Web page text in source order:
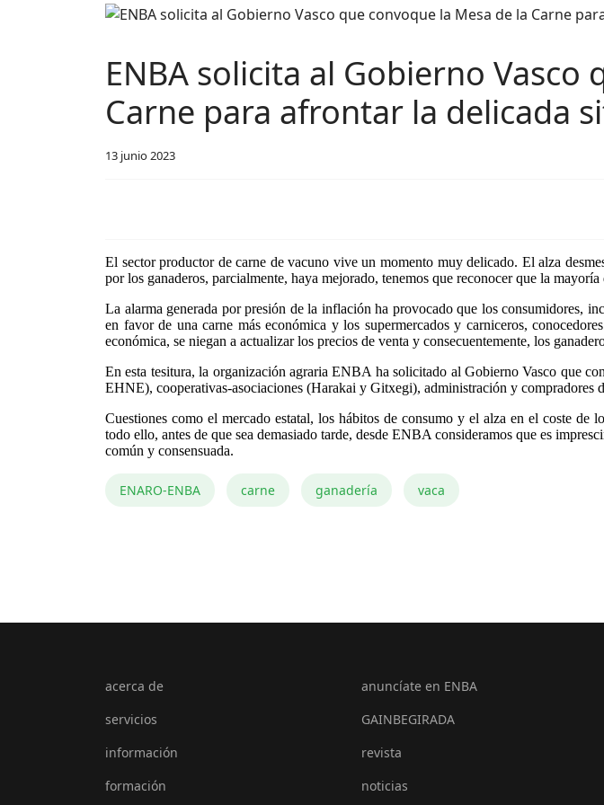
ENBA solicita al Gobierno Vasco
Carne para afrontar la delicada
13 junio 2023
El sector productor de carne de vacuno vive un momento muy delicado. El alza
por los ganaderos, parcialmente, haya mejorado, tenemos que reconocer que la
La alarma generada por presión de la inflación ha provocado que los consumidores,
en favor de una carne más económica y los supermercados y carniceros,
económica, se niegan a actualizar los precios de venta y consecuentemente, los
En esta tesitura, la organización agraria ENBA ha solicitado al Gobierno Vasco que
EHNE), cooperativas-asociaciones (Harakai y Gitxegi), administración y compradores
Cuestiones como el mercado estatal, los hábitos de consumo y el alza en el coste
todo ello, antes de que sea demasiado tarde, desde ENBA consideramos que es
común y consensuada.
ENARO-ENBA carne ganadería vaca
acerca de
servicios
información
formación
anuncíate en ENBA
GAINBEGIRADA
revista
noticias